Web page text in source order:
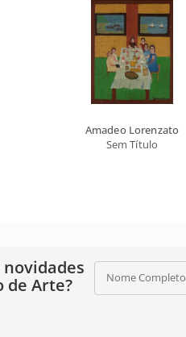
Amadeo Lorenzato
Sem Título
de Arte?
Nome Completo